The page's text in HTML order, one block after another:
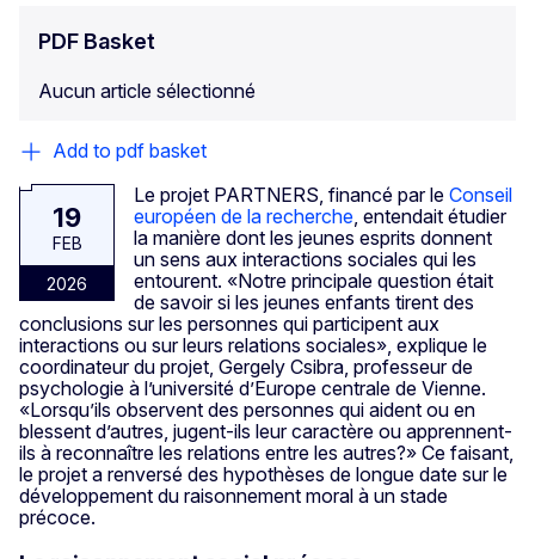
PDF Basket
Aucun article sélectionné
Add to pdf basket
19
FEB
2026
Le projet PARTNERS, financé par le Conseil
européen de la recherche, entendait étudier
la manière dont les jeunes esprits donnent
un sens aux interactions sociales qui les
entourent. «Notre principale question était
de savoir si les jeunes enfants tirent des
conclusions sur les personnes qui participent aux
interactions ou sur leurs relations sociales», explique le
coordinateur du projet, Gergely Csibra, professeur de
psychologie à l’université d’Europe centrale de Vienne.
«Lorsqu’ils observent des personnes qui aident ou en
blessent d’autres, jugent-ils leur caractère ou apprennent-
ils à reconnaître les relations entre les autres?» Ce faisant,
le projet a renversé des hypothèses de longue date sur le
développement du raisonnement moral à un stade
précoce.